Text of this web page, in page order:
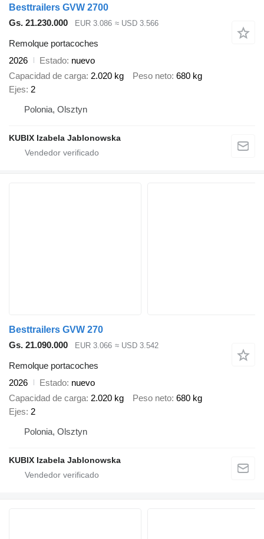
Besttrailers GVW 2700
Gs. 21.230.000
EUR 3.086 ≈ USD 3.566
Remolque portacoches
2026
Estado nuevo
Capacidad de carga 2.020 kg Peso neto 680 kg
Ejes 2
Polonia, Olsztyn
KUBIX Izabela Jablonowska
Besttrailers GVW 270
Gs. 21.090.000
EUR 3.066 ≈ USD 3.542
Remolque portacoches
2026
Estado nuevo
Capacidad de carga 2.020 kg Peso neto 680 kg
Ejes 2
Polonia, Olsztyn
KUBIX Izabela Jablonowska